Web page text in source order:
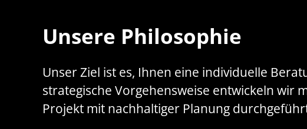
Unsere Philosophie
Unser Ziel ist es, Ihnen eine individuelle
strategische Vorgehensweise entwickeln wir
Projekt mit nachhaltiger Planung